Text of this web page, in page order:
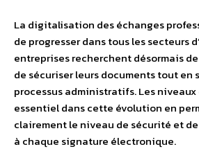
La digitalisation des échanges
de progresser dans tous les secteurs
entreprises recherchent désormais
de sécuriser leurs documents tout en
processus administratifs. Les niveaux
essentiel dans cette évolution en
clairement le niveau de sécurité et
à chaque signature électronique.